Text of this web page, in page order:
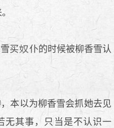
买
仆的时候被柳香雪认
本以为柳香雪会抓她去见
无其事，只当是不认识一